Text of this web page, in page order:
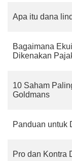
Apa itu dana
Bagaimana
Dikenakan
10 Saham
Goldmans
Panduan untuk
Pro dan Kontra